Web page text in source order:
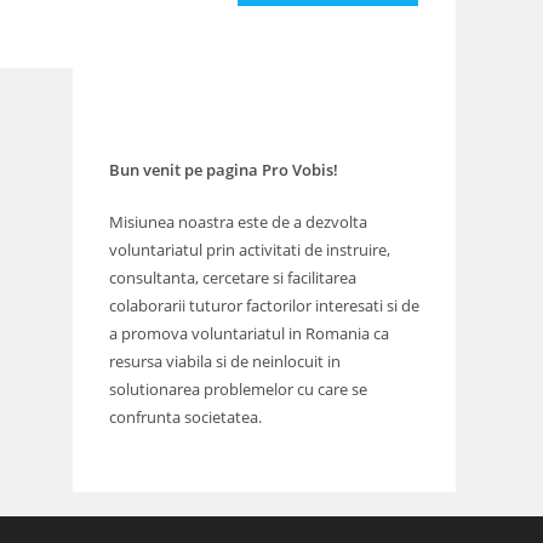
Bun venit pe pagina Pro Vobis!
Misiunea noastra este de a dezvolta
voluntariatul prin activitati de instruire,
consultanta, cercetare si facilitarea
colaborarii tuturor factorilor interesati si de
a promova voluntariatul in Romania ca
resursa viabila si de neinlocuit in
solutionarea problemelor cu care se
confrunta societatea.